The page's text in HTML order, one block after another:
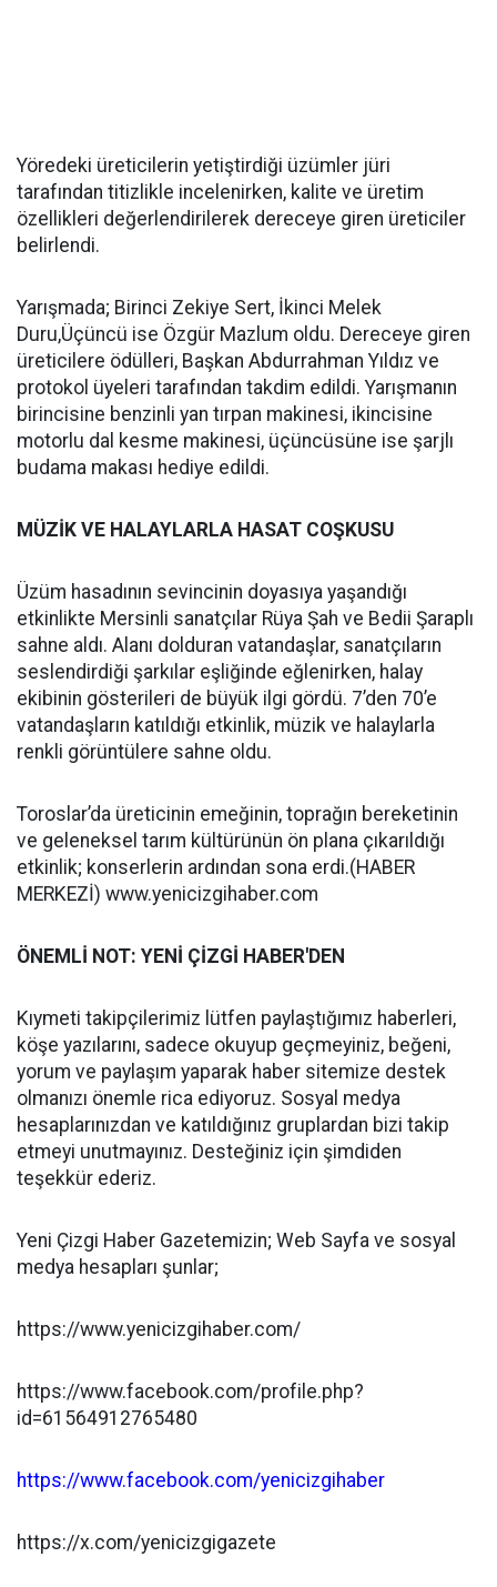
Yöredeki üreticilerin yetiştirdiği üzümler jüri
tarafından titizlikle incelenirken, kalite ve üretim
özellikleri değerlendirilerek dereceye giren üreticiler
belirlendi.
Yarışmada; Birinci Zekiye Sert, İkinci Melek
Duru,Üçüncü ise Özgür Mazlum oldu. Dereceye giren
üreticilere ödülleri, Başkan Abdurrahman Yıldız ve
protokol üyeleri tarafından takdim edildi. Yarışmanın
birincisine benzinli yan tırpan makinesi, ikincisine
motorlu dal kesme makinesi, üçüncüsüne ise şarjlı
budama makası hediye edildi.
MÜZİK VE HALAYLARLA HASAT COŞKUSU
Üzüm hasadının sevincinin doyasıya yaşandığı
etkinlikte Mersinli sanatçılar Rüya Şah ve Bedii Şaraplı
sahne aldı. Alanı dolduran vatandaşlar, sanatçıların
seslendirdiği şarkılar eşliğinde eğlenirken, halay
ekibinin gösterileri de büyük ilgi gördü. 7’den 70’e
vatandaşların katıldığı etkinlik, müzik ve halaylarla
renkli görüntülere sahne oldu.
Toroslar’da üreticinin emeğinin, toprağın bereketinin
ve geleneksel tarım kültürünün ön plana çıkarıldığı
etkinlik; konserlerin ardından sona erdi.(HABER
MERKEZİ) www.yenicizgihaber.com
ÖNEMLİ NOT: YENİ ÇİZGİ HABER'DEN
Kıymeti takipçilerimiz lütfen paylaştığımız haberleri,
köşe yazılarını, sadece okuyup geçmeyiniz, beğeni,
yorum ve paylaşım yaparak haber sitemize destek
olmanızı önemle rica ediyoruz. Sosyal medya
hesaplarınızdan ve katıldığınız gruplardan bizi takip
etmeyi unutmayınız. Desteğiniz için şimdiden
teşekkür ederiz.
Yeni Çizgi Haber Gazetemizin; Web Sayfa ve sosyal
medya hesapları şunlar;
https://www.yenicizgihaber.com/
https://www.facebook.com/profile.php?
id=61564912765480
https://www.facebook.com/yenicizgihaber
https://x.com/yenicizgigazete